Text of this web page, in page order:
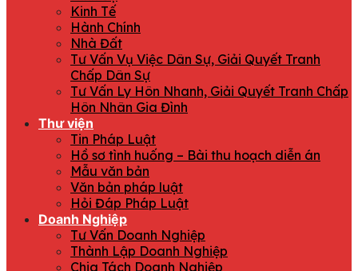
Kinh Tế
Hành Chính
Nhà Đất
Tư Vấn Vụ Việc Dân Sự, Giải Quyết Tranh
Chấp Dân Sự
Tư Vấn Ly Hôn Nhanh, Giải Quyết Tranh Chấp
Hôn Nhân Gia Đình
Thư viện
Tin Pháp Luật
Hồ sơ tình huống – Bài thu hoạch diễn án
Mẫu văn bản
Văn bản pháp luật
Hỏi Đáp Pháp Luật
Doanh Nghiệp
Tư Vấn Doanh Nghiệp
Thành Lập Doanh Nghiệp
Chia Tách Doanh Nghiệp